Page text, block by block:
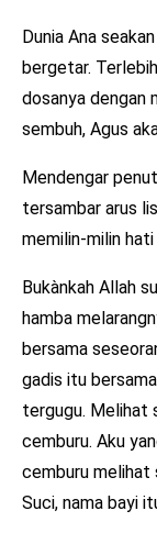
Dunia Ana
bergetar.
dosanya dengan
sembuh, Agus
Mendengar
tersambar arus
memilin-milin hati
Bukànkah Allah
hamba
bersama
gadis itu
tergugu. Melihat
cemburu. Aku
cemburu melihat
Suci, nama bayi